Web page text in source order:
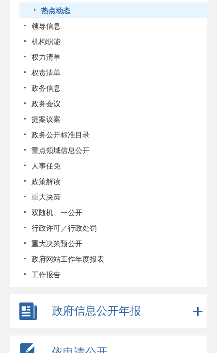
热点动态
领导信息
机构职能
权力清单
权责清单
政务信息
政务会议
提案议案
政务公开标准目录
重点领域信息公开
人事任免
政策解读
重大决策
双随机、一公开
行政许可／行政处罚
重大决策预公开
政府网站工作年度报表
工作报告
政府信息公开年报